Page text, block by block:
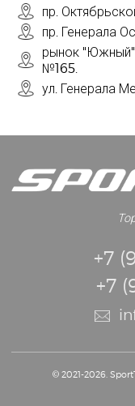
пр.
пр. Генерала
рынок
№165.
ул. Генерала
+7
+7
© 2021-2026.